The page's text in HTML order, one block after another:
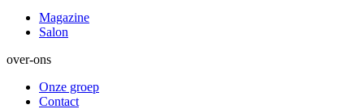
Magazine
Salon
over-ons
Onze groep
Contact